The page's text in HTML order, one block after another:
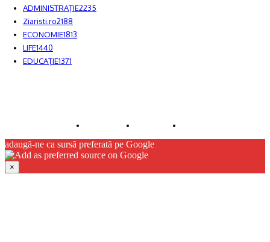
ADMINISTRAŢIE2235
Ziaristi.ro2188
ECONOMIE1813
LIFE1440
EDUCAŢIE1371
adaugă-ne ca sursă preferată pe Google
×